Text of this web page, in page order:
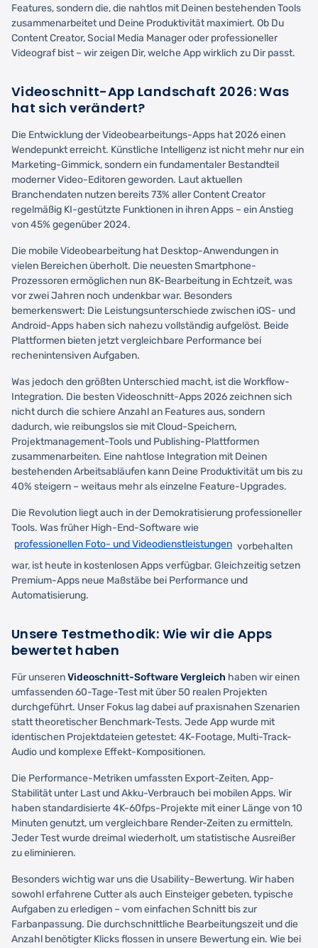
Features, sondern die, die nahtlos mit Deinen bestehenden Tools
zusammenarbeitet und Deine Produktivität maximiert. Ob Du
Content Creator, Social Media Manager oder professioneller
Videograf bist – wir zeigen Dir, welche App wirklich zu Dir passt.
Videoschnitt-App Landschaft 2026: Was
hat sich verändert?
Die Entwicklung der Videobearbeitungs-Apps hat 2026 einen
Wendepunkt erreicht. Künstliche Intelligenz ist nicht mehr nur ein
Marketing-Gimmick, sondern ein fundamentaler Bestandteil
moderner Video-Editoren geworden. Laut aktuellen
Branchendaten nutzen bereits 73% aller Content Creator
regelmäßig KI-gestützte Funktionen in ihren Apps – ein Anstieg
von 45% gegenüber 2024.
Die mobile Videobearbeitung hat Desktop-Anwendungen in
vielen Bereichen überholt. Die neuesten Smartphone-
Prozessoren ermöglichen nun 8K-Bearbeitung in Echtzeit, was
vor zwei Jahren noch undenkbar war. Besonders
bemerkenswert: Die Leistungsunterschiede zwischen iOS- und
Android-Apps haben sich nahezu vollständig aufgelöst. Beide
Plattformen bieten jetzt vergleichbare Performance bei
rechenintensiven Aufgaben.
Was jedoch den größten Unterschied macht, ist die Workflow-
Integration. Die besten Videoschnitt-Apps 2026 zeichnen sich
nicht durch die schiere Anzahl an Features aus, sondern
dadurch, wie reibungslos sie mit Cloud-Speichern,
Projektmanagement-Tools und Publishing-Plattformen
zusammenarbeiten. Eine nahtlose Integration mit Deinen
bestehenden Arbeitsabläufen kann Deine Produktivität um bis zu
40% steigern – weitaus mehr als einzelne Feature-Upgrades.
Die Revolution liegt auch in der Demokratisierung professioneller
Tools. Was früher High-End-Software wie
professionellen Foto- und Videodienstleistungen vorbehalten
war, ist heute in kostenlosen Apps verfügbar. Gleichzeitig setzen
Premium-Apps neue Maßstäbe bei Performance und
Automatisierung.
Unsere Testmethodik: Wie wir die Apps
bewertet haben
Für unserenVideoschnitt-Software Vergleich haben wir einen
umfassenden 60-Tage-Test mit über 50 realen Projekten
durchgeführt. Unser Fokus lag dabei auf praxisnahen Szenarien
statt theoretischer Benchmark-Tests. Jede App wurde mit
identischen Projektdateien getestet: 4K-Footage, Multi-Track-
Audio und komplexe Effekt-Kompositionen.
Die Performance-Metriken umfassten Export-Zeiten, App-
Stabilität unter Last und Akku-Verbrauch bei mobilen Apps. Wir
haben standardisierte 4K-60fps-Projekte mit einer Länge von 10
Minuten genutzt, um vergleichbare Render-Zeiten zu ermitteln.
Jeder Test wurde dreimal wiederholt, um statistische Ausreißer
zu eliminieren.
Besonders wichtig war uns die Usability-Bewertung. Wir haben
sowohl erfahrene Cutter als auch Einsteiger gebeten, typische
Aufgaben zu erledigen – vom einfachen Schnitt bis zur
Farbanpassung. Die durchschnittliche Bearbeitungszeit und die
Anzahl benötigter Klicks flossen in unsere Bewertung ein. Wie bei